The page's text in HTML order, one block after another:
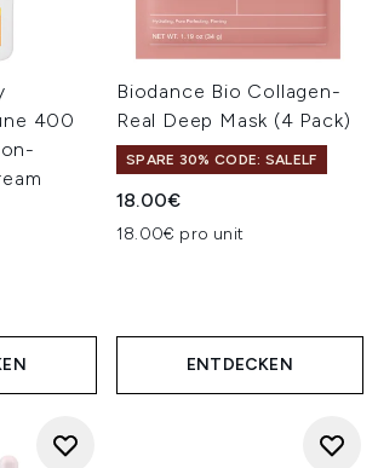
400
Biodance Bio Collagen-
Real Deep Mask (4 Pack)
SPARE 30% CODE: SALELF
18.00€
18.00€ pro unit
ENTDECKEN